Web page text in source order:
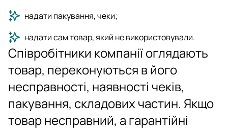
надати пакування, чеки;
надати сам товар, який не використовували.
Співробітники компанії оглядають
товар, переконуються в його
несправності, наявності чеків,
пакування, складових частин. Якщо
товар несправний, а гарантійні